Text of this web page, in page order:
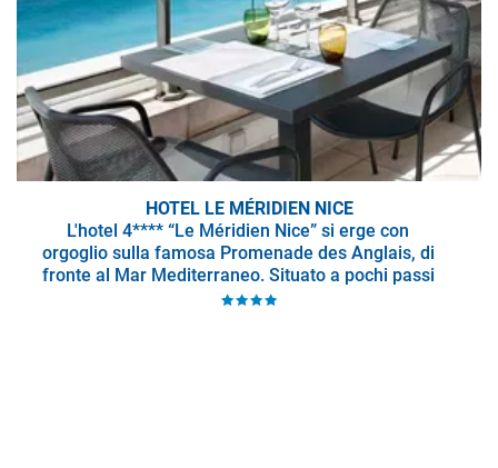
HOTEL LE MÉRIDIEN NICE
L'hotel 4**** “Le Méridien Nice” si erge con
orgoglio sulla famosa Promenade des Anglais, di
fronte al Mar Mediterraneo. Situato a pochi passi
dalla